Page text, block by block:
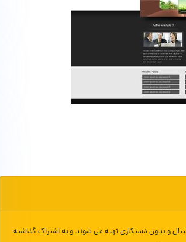
و بدون دستکاری تهیه می شوند و به اشتراک گذاشته